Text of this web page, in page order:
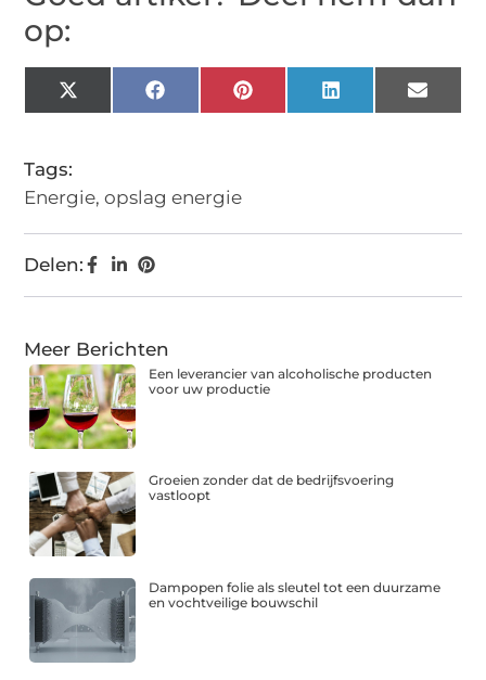
op:
X
(Twitter)
FacebookPinterestLinkedIn Email
Tags:
Energie,opslag energie
Delen:
Meer Berichten
Een leverancier van alcoholische producten
voor uw productie
Groeien zonder dat de bedrijfsvoering
vastloopt
Dampopen folie als sleutel tot een duurzame
en vochtveilige bouwschil